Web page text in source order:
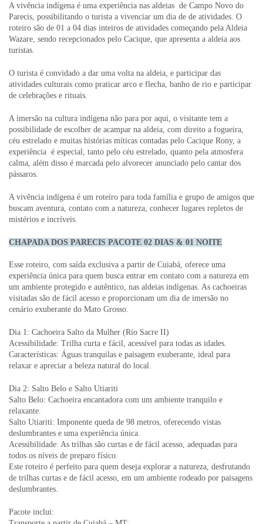
A vivência indígena é uma experiência nas aldeias de Campo Novo do
Parecis, possibilitando o turista a vivenciar um dia de de atividades. O
roteiro são de 01 a 04 dias inteiros de atividades começando pela Aldeia
Wazare, sendo recepcionados pelo Cacique, que apresenta a aldeia aos
turistas.
O turista é convidado a dar uma volta na aldeia, e participar das
atividades culturais como praticar arco e flecha, banho de rio e participar
de celebrações e rituais.
A imersão na cultura indígena não para por aqui, o visitante tem a
possibilidade de escolher de acampar na aldeia, com direito a fogueira,
céu estrelado e muitas histórias míticas contadas pelo Cacique Rony, a
experiência é especial, tanto pelo céu estrelado, quanto pela atmosfera
calma, além disso é marcada pelo alvorecer anunciado pelo cantar dos
pássaros.
A vivência indígena é um roteiro para toda família e grupo de amigos que
buscam aventura, contato com a natureza, conhecer lugares repletos de
mistérios e incríveis.
CHAPADA DOS PARECIS PACOTE 02 DIAS & 01 NOITE
Esse roteiro, com saída exclusiva a partir de Cuiabá, oferece uma
experiência única para quem busca entrar em contato com a natureza em
um ambiente protegido e autêntico, nas aldeias indígenas. As cachoeiras
visitadas são de fácil acesso e proporcionam um dia de imersão no
cenário exuberante do Mato Grosso.
Dia 1: Cachoeira Salto da Mulher (Rio Sacre II)
Acessibilidade: Trilha curta e fácil, acessível para todas as idades.
Características: Águas tranquilas e paisagem exuberante, ideal para
relaxar e apreciar a beleza natural do local.
Dia 2: Salto Belo e Salto Utiariti
Salto Belo: Cachoeira encantadora com um ambiente tranquilo e
relaxante.
Salto Utiariti: Imponente queda de 98 metros, oferecendo vistas
deslumbrantes e uma experiência única.
Acessibilidade: As trilhas são curtas e de fácil acesso, adequadas para
todos os níveis de preparo físico.
Este roteiro é perfeito para quem deseja explorar a natureza, desfrutando
de trilhas curtas e de fácil acesso, em um ambiente rodeado por paisagens
deslumbrantes.
Pacote inclui: